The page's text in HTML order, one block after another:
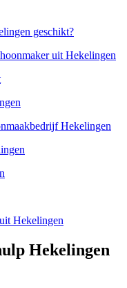
geschikt?
uit Hekelingen
Hekelingen
Hekelingen
Hekelingen